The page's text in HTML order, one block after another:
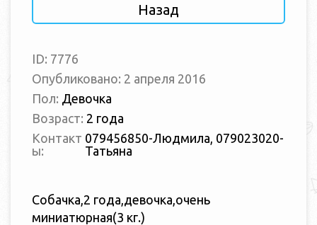
Назад
ID: 7776
Опубликовано: 2 апреля 2016
Пол: Девочка
Возраст: 2 года
Контакт
ы:
079456850-Людмила, 079023020-
Татьяна
Собачка,2 года,девочка,очень
миниатюрная(3 кг.)